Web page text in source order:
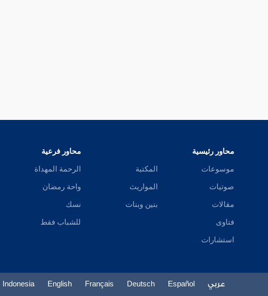
محاور رئيسية
موسوعات
صوتيات
مقالات
فتاوى
استشارات
المكتبة
المواريث
بنين وبنات
محاور فرعية
الرحمة المهداة
واحة رمضان
نسك
للشباب فقط
عربي Español
Deutsch
Français
English
Indonesia